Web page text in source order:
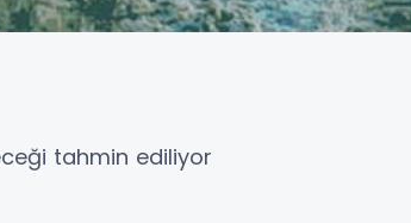
tahmin ediliyor